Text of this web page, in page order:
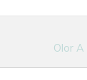
Olor A